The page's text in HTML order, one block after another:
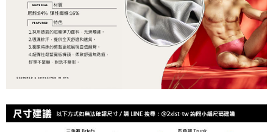
※ 交易是否成功請以「AFTEE先享後付 」之結帳頁面顯示為準，若有關於
是否繳費成功／繳費後需取消欲退款等相關疑問，請聯繫「AFTEE先享後付
客戶支援中心」https://netprotections.freshdesk.com/support/home
【注意事項】
１．透過由恩沛科技股份有限公司提供之「AFTEE先享後付」服務完成之交
易，需依本服務之必要範圍內提供個人資料，並將交易相關給付款項請求債
https://aftee.tw/terms/#terms3
３．未成年的使用者請事先徵得法定代理人或監護人之同意方可使用
「AFTEE先享後付」，若未經同意申辦者引起之損失，本公司不負相關責
付款後7-11取貨
每筆NT$80，滿NT$1,200(含以上)免運費
每筆NT$85，滿NT$1,200(含以上)免運費
澎湖、金門、馬祖、小琉球、綠島、蘭嶼(郵局配送)
郵局快捷(隔天到貨，需先line@客服通知小編)